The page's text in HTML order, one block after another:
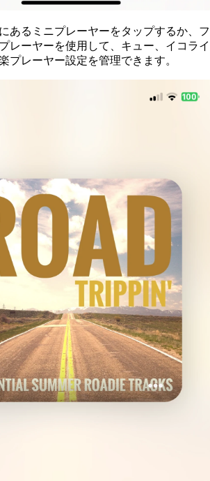
あるミニプレーヤーをタップするか、フ
レーヤーを使用して、キュー、イコライ
プレーヤー設定を管理できます。